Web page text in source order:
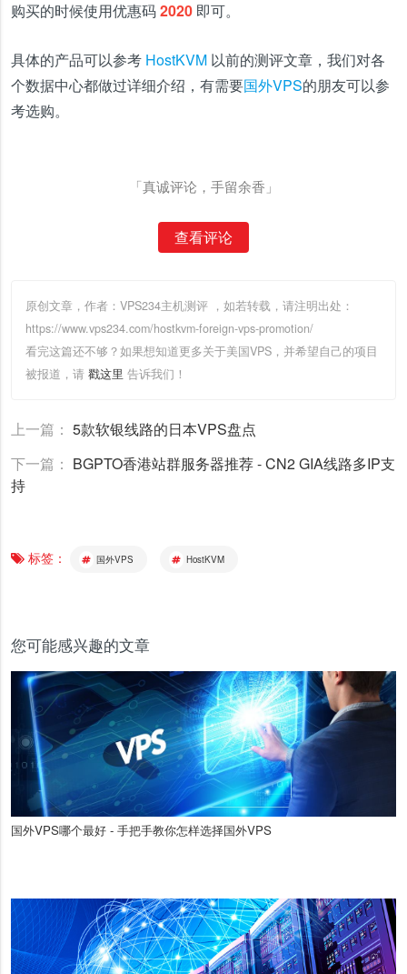
购买的时候使用优惠码2020即可。
具体的产品可以参考 HostKVM以前的测评文章，我们对各
个数据中心都做过详细介绍，有需要国外VPS的朋友可以参
考选购。
「真诚评论，手留余香」
查看评论
原创文章，作者：VPS234主机测评 ，如若转载，请注明出处：
https://www.vps234.com/hostkvm-foreign-vps-promotion/
看完这篇还不够？如果想知道更多关于美国VPS，并希望自己的项目
被报道，请 戳这里 告诉我们！
上一篇： 5款软银线路的日本VPS盘点
下一篇： BGPTO香港站群服务器推荐 - CN2 GIA线路多IP支
持
标签： 国外VPS HostKVM
您可能感兴趣的文章
国外VPS哪个最好 - 手把手教你怎样选择国外VPS